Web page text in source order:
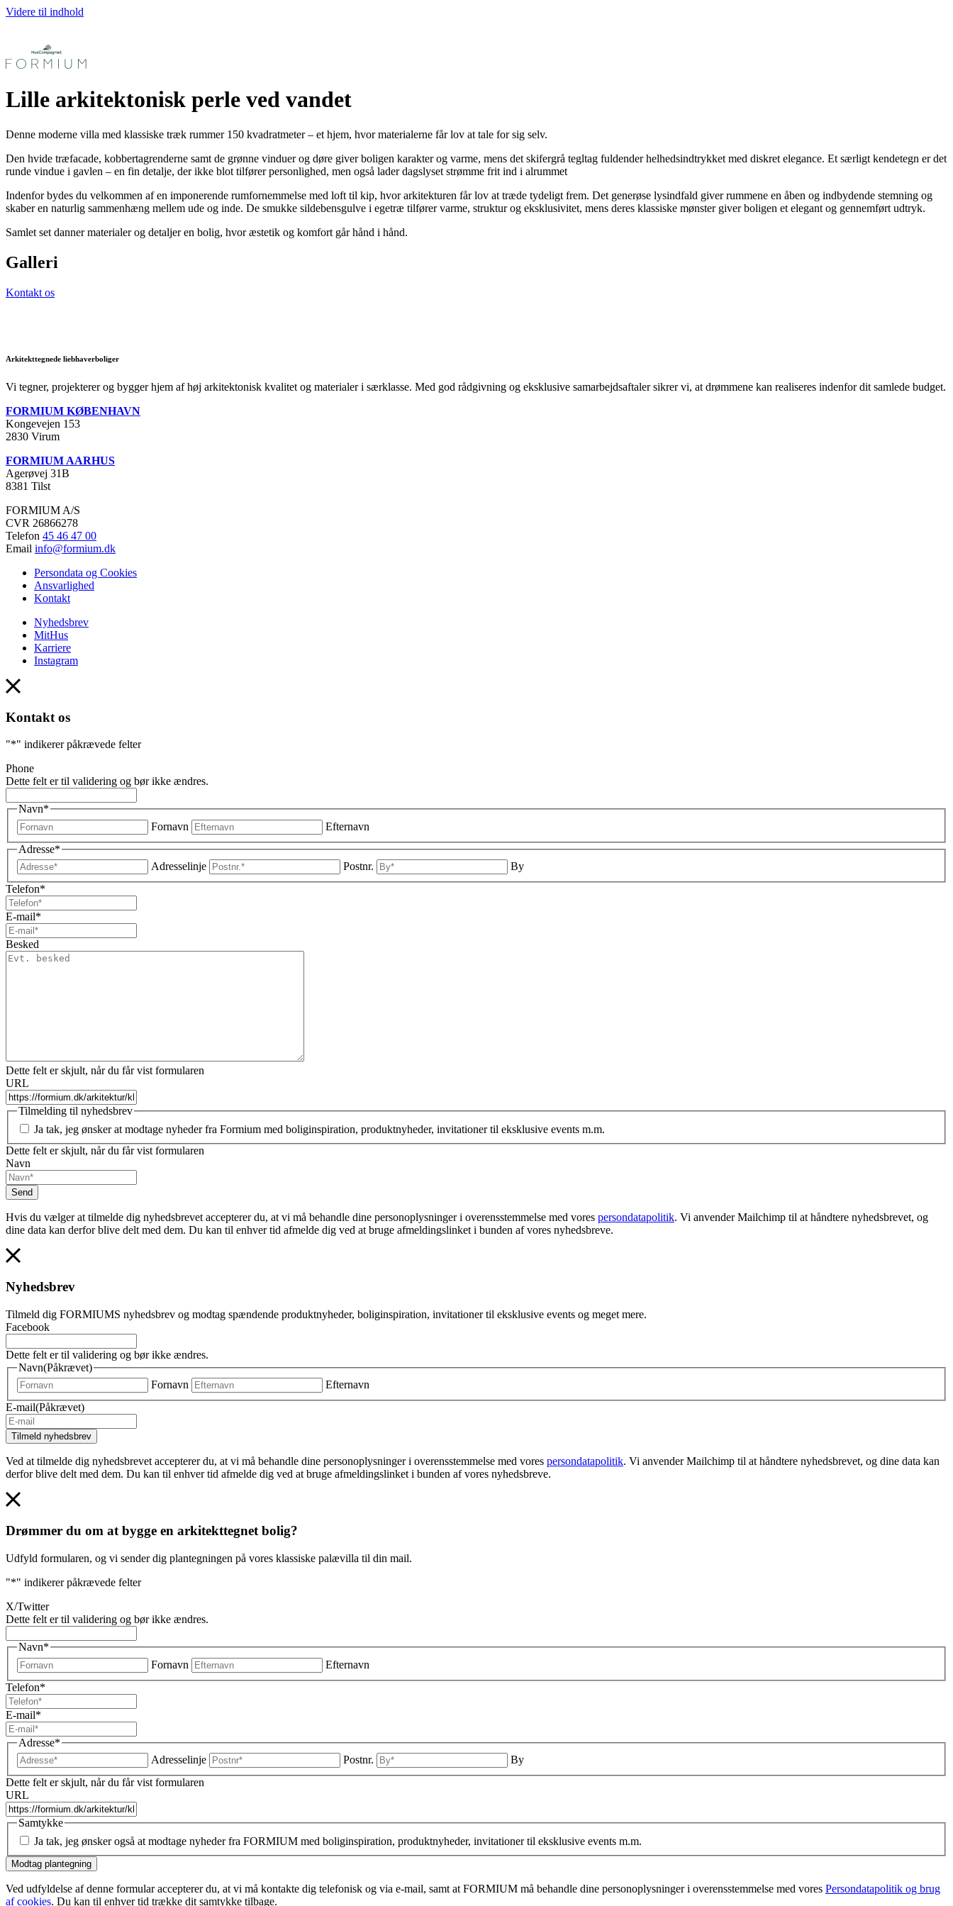
Videre til indhold
Lille arkitektonisk perle ved vandet
Denne moderne villa med klassiske træk rummer 150 kvadratmeter – et hjem, hvor materialerne får lov at tale for sig selv.
Den hvide træfacade, kobbertagrenderne samt de grønne vinduer og døre giver boligen karakter og varme, mens det skifergrå tegltag fuldender helhedsindtrykket med diskret elegance. Et særligt kendetegn er det
runde vindue i gavlen – en fin detalje, der ikke blot tilfører personlighed, men også lader dagslyset strømme frit ind i alrummet
Indenfor bydes du velkommen af en imponerende rumfornemmelse med loft til kip, hvor arkitekturen får lov at træde tydeligt frem. Det generøse lysindfald giver rummene en åben og indbydende stemning og
skaber en naturlig sammenhæng mellem ude og inde. De smukke sildebensgulve i egetræ tilfører varme, struktur og eksklusivitet, mens deres klassiske mønster giver boligen et elegant og gennemført udtryk.
Samlet set danner materialer og detaljer en bolig, hvor æstetik og komfort går hånd i hånd.
Galleri
Kontakt os
Arkitekttegnede liebhaverboliger
Vi tegner, projekterer og bygger hjem af høj arkitektonisk kvalitet og materialer i særklasse. Med god rådgivning og eksklusive samarbejdsaftaler sikrer vi, at drømmene kan realiseres indenfor dit samlede budget.
FORMIUM KØBENHAVN
Kongevejen 153
2830 Virum
FORMIUM AARHUS
Agerøvej 31B
8381 Tilst
FORMIUM A/S
CVR 26866278
Telefon 45 46 47 00
Email info@formium.dk
Persondata og Cookies
Ansvarlighed
Kontakt
Nyhedsbrev
MitHus
Karriere
Instagram
Kontakt os
"*" indikerer påkrævede felter
Phone
Dette felt er til validering og bør ikke ændres.
Navn*
Fornavn
Efternavn
Adresse*
Adresselinje
Postnr.
By
Telefon*
E-mail*
Besked
Dette felt er skjult, når du får vist formularen
URL
Tilmelding til nyhedsbrev
Ja tak, jeg ønsker at modtage nyheder fra Formium med boliginspiration, produktnyheder, invitationer til eksklusive events m.m.
Dette felt er skjult, når du får vist formularen
Navn
Hvis du vælger at tilmelde dig nyhedsbrevet accepterer du, at vi må behandle dine personoplysninger i overensstemmelse med vores persondatapolitik. Vi anvender Mailchimp til at håndtere nyhedsbrevet, og
dine data kan derfor blive delt med dem. Du kan til enhver tid afmelde dig ved at bruge afmeldingslinket i bunden af vores nyhedsbreve.
Nyhedsbrev
Tilmeld dig FORMIUMS nyhedsbrev og modtag spændende produktnyheder, boliginspiration, invitationer til eksklusive events og meget mere.
Facebook
Dette felt er til validering og bør ikke ændres.
Navn(Påkrævet)
Fornavn
Efternavn
E-mail(Påkrævet)
Ved at tilmelde dig nyhedsbrevet accepterer du, at vi må behandle dine personoplysninger i overensstemmelse med vores persondatapolitik. Vi anvender Mailchimp til at håndtere nyhedsbrevet, og dine data kan
derfor blive delt med dem. Du kan til enhver tid afmelde dig ved at bruge afmeldingslinket i bunden af vores nyhedsbreve.
Drømmer du om at bygge en arkitekttegnet bolig?
Udfyld formularen, og vi sender dig plantegningen på vores klassiske palævilla til din mail.
"*" indikerer påkrævede felter
X/Twitter
Dette felt er til validering og bør ikke ændres.
Navn*
Fornavn
Efternavn
Telefon*
E-mail*
Adresse*
Adresselinje
Postnr.
By
Dette felt er skjult, når du får vist formularen
URL
Samtykke
Ja tak, jeg ønsker også at modtage nyheder fra FORMIUM med boliginspiration, produktnyheder, invitationer til eksklusive events m.m.
Ved udfyldelse af denne formular accepterer du, at vi må kontakte dig telefonisk og via e-mail, samt at FORMIUM må behandle dine personoplysninger i overensstemmelse med vores Persondatapolitik og brug
af cookies. Du kan til enhver tid trække dit samtykke tilbage.